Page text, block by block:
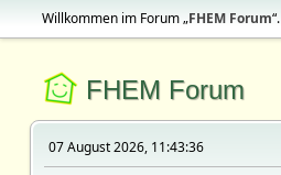
Willkommen im Forum „FHEM Forum“.
FHEM Forum
07 August 2026, 11:43:36